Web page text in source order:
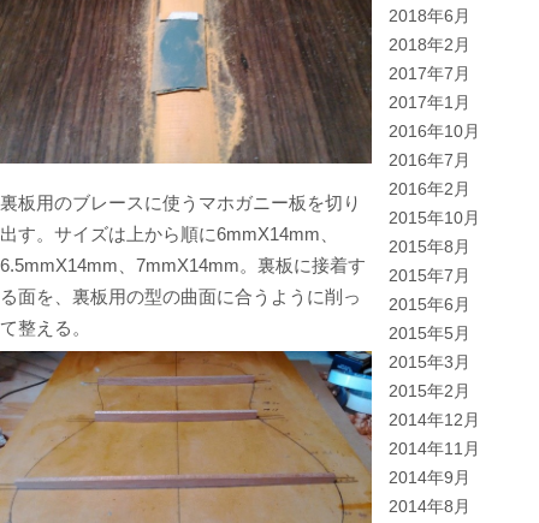
裏板用のブレースに使うマホガニー板を切り
出す。サイズは上から順に6mmX14mm、
6.5mmX14mm、7mmX14mm。裏板に接着す
る面を、裏板用の型の曲面に合うように削っ
て整える。
2018年6月
2018年2月
2017年7月
2017年1月
2016年10月
2016年7月
2016年2月
2015年10月
2015年8月
2015年7月
2015年6月
2015年5月
2015年3月
2015年2月
2014年12月
2014年11月
2014年9月
2014年8月